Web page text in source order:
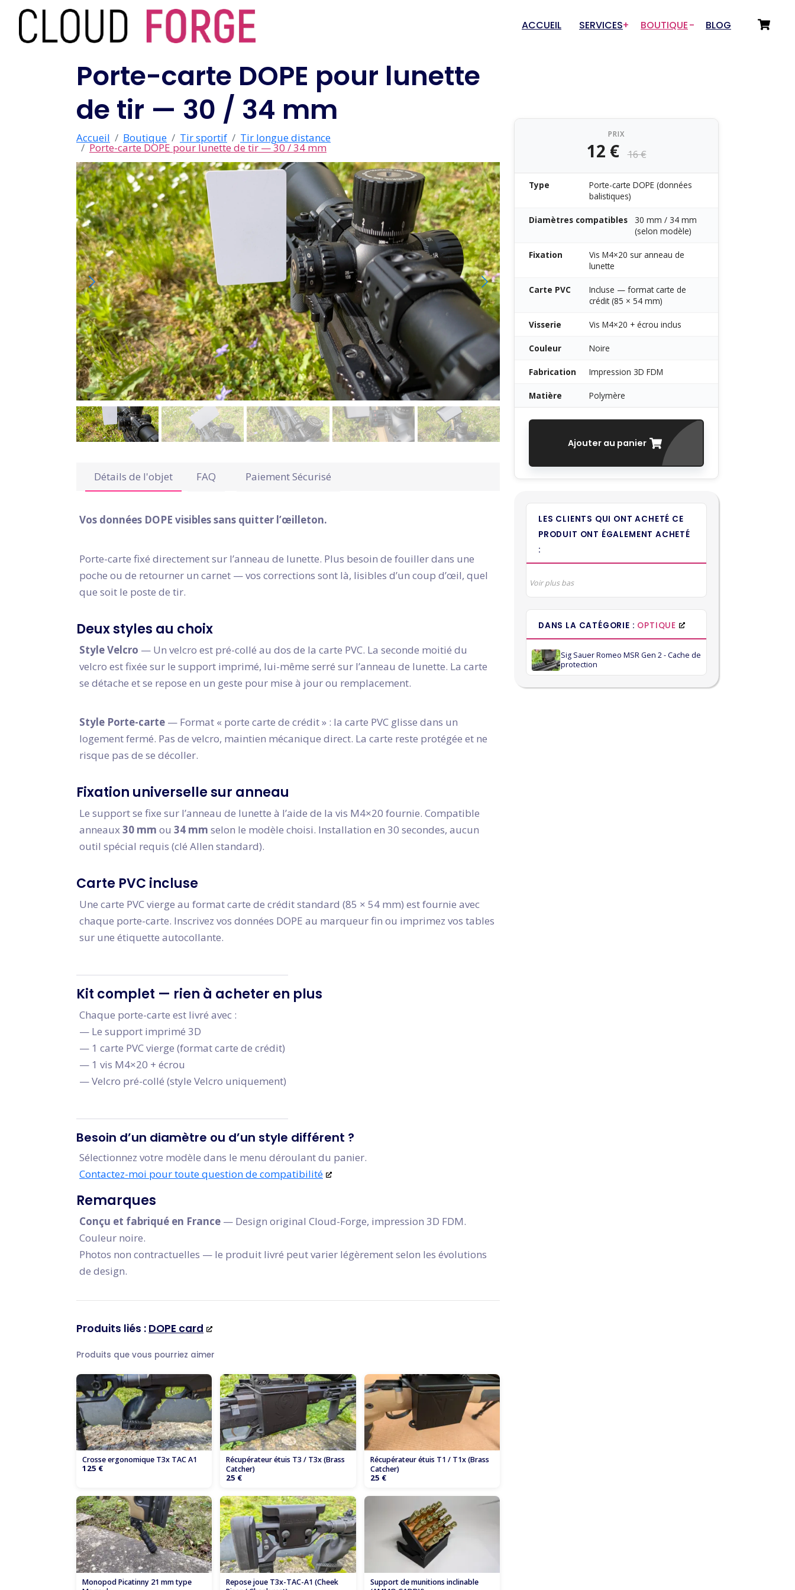
ACCUEIL SERVICES
Fabrication additive
Sous-traitance rétro-
BOUTIQUE BLOG
Porte-carte DOPE pour lunette
de tir — 30 / 34 mm
Accueil Boutique Tir sportif Tir longue distance
Porte-carte DOPE pour lunette de tir — 30 / 34 mm
Détails de l'objet FAQ Paiement Sécurisé
Vos données DOPE visibles sans quitter l’œilleton.
Porte-carte fixé directement sur l’anneau de lunette. Plus besoin de fouiller dans une
poche ou de retourner un carnet — vos corrections sont là, lisibles d’un coup d’œil, quel
que soit le poste de tir.
Deux styles au choix
Style Velcro — Un velcro est pré-collé au dos de la carte PVC. La seconde moitié du
velcro est fixée sur le support imprimé, lui-même serré sur l’anneau de lunette. La carte
se détache et se repose en un geste pour mise à jour ou remplacement.
Style Porte-carte — Format « porte carte de crédit » : la carte PVC glisse dans un
logement fermé. Pas de velcro, maintien mécanique direct. La carte reste protégée et ne
risque pas de se décoller.
Fixation universelle sur anneau
Le support se fixe sur l’anneau de lunette à l’aide de la vis M4×20 fournie. Compatible
anneaux30 mm ou 34 mm selon le modèle choisi. Installation en 30 secondes, aucun
outil spécial requis (clé Allen standard).
Carte PVC incluse
Une carte PVC vierge au format carte de crédit standard (85 × 54 mm) est fournie avec
chaque porte-carte. Inscrivez vos données DOPE au marqueur fin ou imprimez vos tables
sur une étiquette autocollante.
Kit complet — rien à acheter en plus
Chaque porte-carte est livré avec :
— Le support imprimé 3D
— 1 carte PVC vierge (format carte de crédit)
— 1 vis M4×20 + écrou
— Velcro pré-collé (style Velcro uniquement)
Besoin d’un diamètre ou d’un style différent ?
Sélectionnez votre modèle dans le menu déroulant du panier.
Contactez-moi pour toute question de compatibilité
Remarques
Conçu et fabriqué en France — Design original Cloud-Forge, impression 3D FDM.
Couleur noire.
Photos non contractuelles — le produit livré peut varier légèrement selon les évolutions
de design.
Produits liés : DOPE card
Produits que vous pourriez aimer
Crosse ergonomique T3x TAC A1
125 €
Récupérateur étuis T3 / T3x (Brass
Catcher)
25 €
Récupérateur étuis T1 / T1x (Brass
Catcher)
25 €
Monopod Picatinny 21 mm type
Repose joue T3x-TAC-A1 (Cheek
Support de munitions inclinable
PRIX
12 € 16 €
Type
Porte-carte DOPE (données
balistiques)
Diamètres compatibles
30 mm / 34 mm
(selon modèle)
Fixation
Vis M4×20 sur anneau de
lunette
Carte PVC
Incluse — format carte de
crédit (85 × 54 mm)
Visserie Vis M4×20 + écrou inclus
Couleur Noire
Fabrication Impression 3D FDM
Matière Polymère
Ajouter au panier
LES CLIENTS QUI ONT ACHETÉ CE
PRODUIT ONT ÉGALEMENT ACHETÉ
:
Voir plus bas
DANS LA CATÉGORIE : OPTIQUE
Sig Sauer Romeo MSR Gen 2 - Cache de
protection